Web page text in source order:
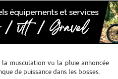
musculation vu la pluie annoncée
de puissance dans les bosses.